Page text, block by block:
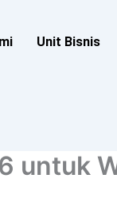
Unit Bisnis
untuk